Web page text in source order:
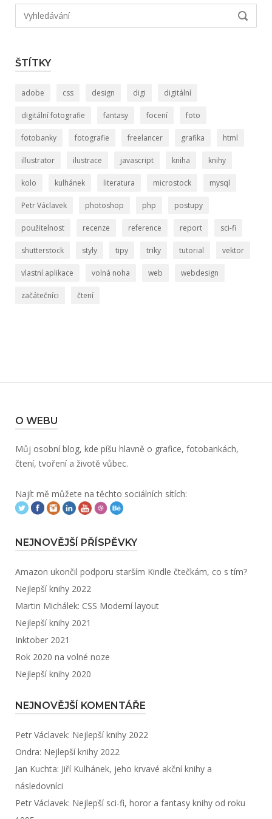
Hledat:
ŠTÍTKY
adobe css design digi digitální
digitální fotografie fantasy focení foto
fotobanky fotografie freelancer grafika html
illustrator ilustrace javascript kniha knihy
kolo kulhánek literatura microstock mysql
Petr Václavek photoshop php postupy
použitelnost recenze reference report sci-fi
shutterstock styly tipy triky tutorial vektor
vlastní aplikace volná noha web webdesign
začátečníci čtení
O WEBU
Můj osobní blog, kde píšu hlavně o grafice, fotobankách,
čtení, tvoření a životě vůbec.
Najít mě můžete na těchto sociálních sítích:
NEJNOVĚJŠÍ PŘÍSPĚVKY
Amazon ukončil podporu starším Kindle čtečkám, co s tím?
Nejlepší knihy 2022
Martin Michálek: CSS Moderní layout
Nejlepší knihy 2021
Inktober 2021
Rok 2020 na volné noze
Nejlepší knihy 2020
NEJNOVĚJŠÍ KOMENTÁŘE
Petr Václavek: Nejlepší knihy 2022
Ondra: Nejlepší knihy 2022
Jan Kuchta: Jiří Kulhánek, jeho krvavé akční knihy a
následovníci
Petr Václavek: Nejlepší sci-fi, horor a fantasy knihy od roku